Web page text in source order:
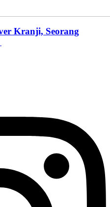
Kranji, Seorang